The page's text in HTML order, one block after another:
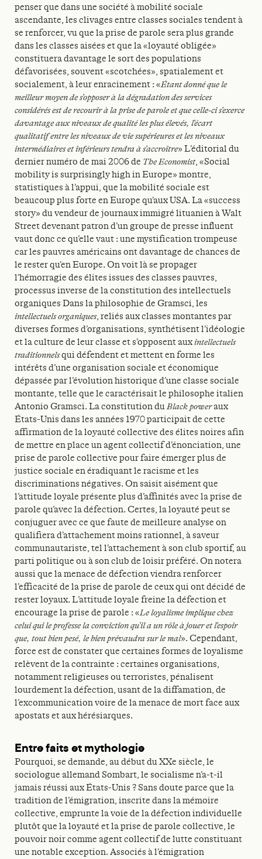
penser que dans une société à mobilité sociale
ascendante, les clivages entre classes sociales tendent à
se renforcer, vu que la prise de parole sera plus grande
dans les classes aisées et que la «loyauté obligée»
constituera davantage le sort des populations
défavorisées, souvent «scotchées», spatialement et
socialement, à leur enracinement : «Étant donné que le
meilleur moyen de s’opposer à la dégradation des services
considérés est de recourir à la prise de parole et que celle-ci s’exerce
davantage aux niveaux de qualité les plus élevés, l’écart
qualitatif entre les niveaux de vie supérieures et les niveaux
intermédiaires et inférieurs tendra à s’accroître» L’éditorial du
dernier numéro de mai 2006 de The Economist, «Social
mobility is surprisingly high in Europe» montre,
statistiques à l’appui, que la mobilité sociale est
beaucoup plus forte en Europe qu’aux USA. La «success
story» du vendeur de journaux immigré lituanien à Walt
Street devenant patron d’un groupe de presse influent
vaut donc ce qu’elle vaut : une mystification trompeuse
car les pauvres américains ont davantage de chances de
le rester qu’en Europe. On voit là se propager
l’hémorragie des élites issues des classes pauvres,
processus inverse de la constitution des intellectuels
organiques Dans la philosophie de Gramsci, les
intellectuels organiques, reliés aux classes montantes par
diverses formes d’organisations, synthétisent l’idéologie
et la culture de leur classe et s’opposent auxintellectuels
traditionnelsqui défendent et mettent en forme les
intérêts d’une organisation sociale et économique
dépassée par l’évolution historique d’une classe sociale
montante, telle que le caractérisait le philosophe italien
Antonio Gramsci. La constitution duBlack poweraux
États-Unis dans les années 1970 participait de cette
affirmation de la loyauté collective des élites noires afin
de mettre en place un agent collectif d’énonciation, une
prise de parole collective pour faire émerger plus de
justice sociale en éradiquant le racisme et les
discriminations négatives. On saisit aisément que
l’attitude loyale présente plus d’affinités avec la prise de
parole qu’avec la défection. Certes, la loyauté peut se
conjuguer avec ce que faute de meilleure analyse on
qualifiera d’attachement moins rationnel, à saveur
communautariste, tel l’attachement à son club sportif, au
parti politique ou à son club de loisir préféré. On notera
aussi que la menace de défection viendra renforcer
l’efficacité de la prise de parole de ceux qui ont décidé de
rester loyaux. L’attitude loyale freine la défection et
encourage la prise de parole : «Le loyalisme implique chez
celui qui le professe la conviction qu’il a un rôle à jouer et l’espoir
que, tout bien pesé, le bien prévaudra sur le mal». Cependant,
force est de constater que certaines formes de loyalisme
relèvent de la contrainte : certaines organisations,
notamment religieuses ou terroristes, pénalisent
lourdement la défection, usant de la diffamation, de
l’excommunication voire de la menace de mort face aux
apostats et aux hérésiarques.
Entre faits et mythologie
Pourquoi, se demande, au début du XXe siècle, le
sociologue allemand Sombart, le socialisme n’a-t-il
jamais réussi aux États-Unis ? Sans doute parce que la
tradition de l’émigration, inscrite dans la mémoire
collective, emprunte la voie de la défection individuelle
plutôt que la loyauté et la prise de parole collective, le
pouvoir noir comme agent collectif de lutte constituant
une notable exception. Associés à l’émigration